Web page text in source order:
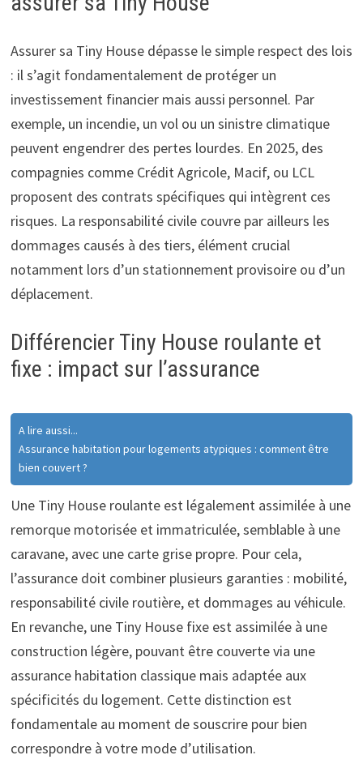
Assurer sa Tiny House dépasse le simple respect des lois
: il s’agit fondamentalement de protéger un
investissement financier mais aussi personnel. Par
exemple, un incendie, un vol ou un sinistre climatique
peuvent engendrer des pertes lourdes. En 2025, des
compagnies comme Crédit Agricole, Macif, ou LCL
proposent des contrats spécifiques qui intègrent ces
risques. La responsabilité civile couvre par ailleurs les
dommages causés à des tiers, élément crucial
notamment lors d’un stationnement provisoire ou d’un
déplacement.
Différencier Tiny House roulante et
fixe : impact sur l’assurance
A lire aussi...
Assurance habitation pour logements atypiques : comment être
bien couvert ?
Une Tiny House roulante est légalement assimilée à une
remorque motorisée et immatriculée, semblable à une
caravane, avec une carte grise propre. Pour cela,
l’assurance doit combiner plusieurs garanties : mobilité,
responsabilité civile routière, et dommages au véhicule.
En revanche, une Tiny House fixe est assimilée à une
construction légère, pouvant être couverte via une
assurance habitation classique mais adaptée aux
spécificités du logement. Cette distinction est
fondamentale au moment de souscrire pour bien
correspondre à votre mode d’utilisation.